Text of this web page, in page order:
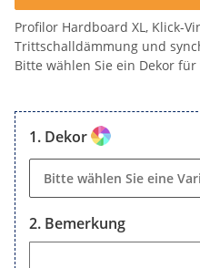
Profilor Hardboard XL, Klick-
Trittschalldämmung und
Bitte wählen Sie ein Dekor
Dekor
Bitte wählen Sie eine
Bemerkung